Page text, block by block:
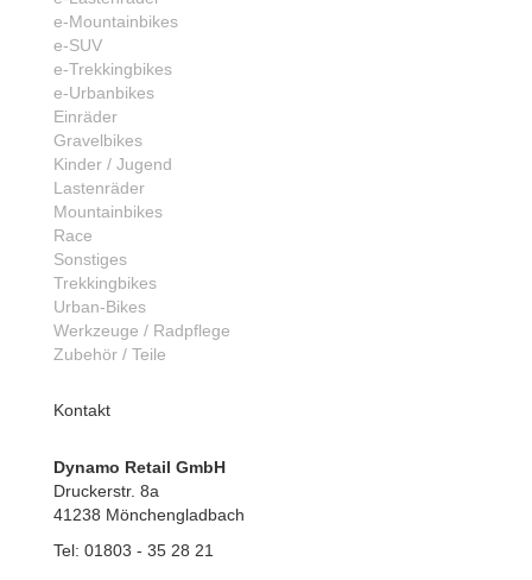
e-Mountainbikes
e-SUV
e-Trekkingbikes
e-Urbanbikes
Einräder
Gravelbikes
Kinder / Jugend
Lastenräder
Mountainbikes
Race
Sonstiges
Trekkingbikes
Urban-Bikes
Werkzeuge / Radpflege
Zubehör / Teile
Kontakt
Dynamo Retail GmbH
Druckerstr. 8a
41238 Mönchengladbach
Tel: 01803 - 35 28 21